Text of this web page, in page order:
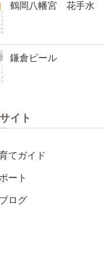
鶴岡八幡宮 花手水
鎌倉ビール
イト
てガイド
ート
ログ